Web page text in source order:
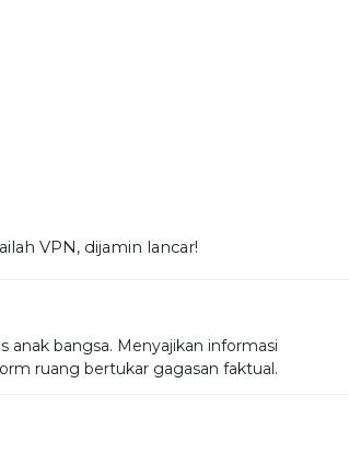
VPN, dijamin lancar!
anak bangsa. Menyajikan informasi
ruang bertukar gagasan faktual.